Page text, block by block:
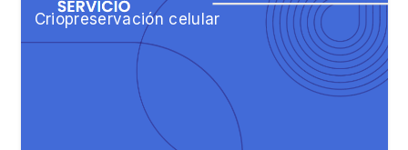
Criopreservación celular